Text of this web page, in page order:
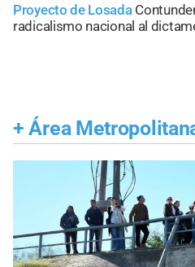
Proyecto de Losada
radicalismo nacional al
+ Área